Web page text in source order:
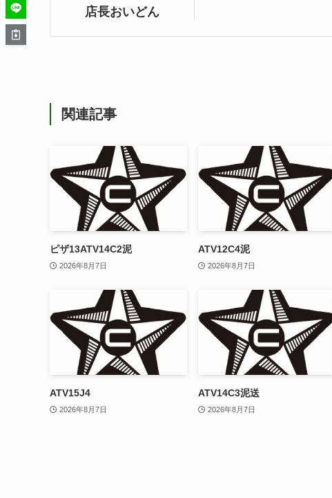
店長おいどん
関連記事
ピザ13ATV14C2泥
2026年8月7日
ATV12C4泥
2026年8月7日
ATV15J4
2026年8月7日
ATV14C3泥送
2026年8月7日